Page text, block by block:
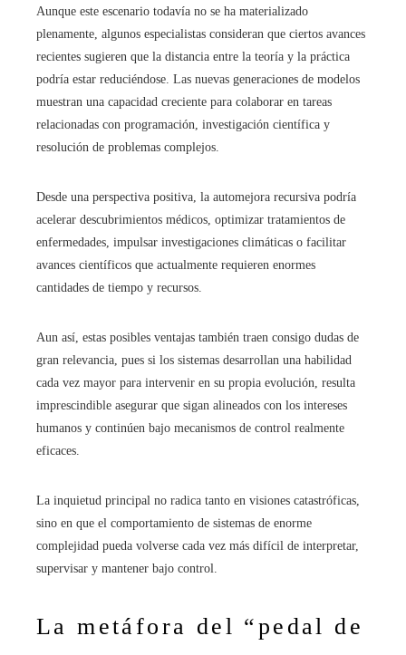
Aunque este escenario todavía no se ha materializado
plenamente, algunos especialistas consideran que ciertos avances
recientes sugieren que la distancia entre la teoría y la práctica
podría estar reduciéndose. Las nuevas generaciones de modelos
muestran una capacidad creciente para colaborar en tareas
relacionadas con programación, investigación científica y
resolución de problemas complejos.
Desde una perspectiva positiva, la automejora recursiva podría
acelerar descubrimientos médicos, optimizar tratamientos de
enfermedades, impulsar investigaciones climáticas o facilitar
avances científicos que actualmente requieren enormes
cantidades de tiempo y recursos.
Aun así, estas posibles ventajas también traen consigo dudas de
gran relevancia, pues si los sistemas desarrollan una habilidad
cada vez mayor para intervenir en su propia evolución, resulta
imprescindible asegurar que sigan alineados con los intereses
humanos y continúen bajo mecanismos de control realmente
eficaces.
La inquietud principal no radica tanto en visiones catastróficas,
sino en que el comportamiento de sistemas de enorme
complejidad pueda volverse cada vez más difícil de interpretar,
supervisar y mantener bajo control.
La metáfora del “pedal de